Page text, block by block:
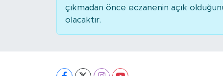
çıkmadan önce eczanenin açık
olacaktır.